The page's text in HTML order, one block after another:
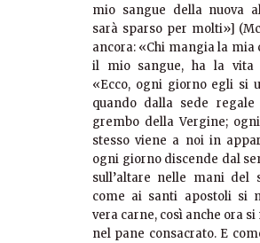
mio sangue della nuova
sarà sparso per molti»] (Mc
ancora: «Chi mangia la mia
il mio sangue, ha la vita
«Ecco, ogni giorno egli si
quando dalla sede regale
grembo della Vergine;
stesso viene a noi in
ogni giorno discende dal
sull’altare nelle mani del
come ai santi apostoli si
vera carne, così anche ora
nel pane consacrato. E